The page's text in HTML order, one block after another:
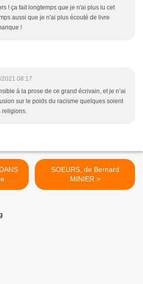
! ça fait longtemps que je n'ai plus lu cet
aussi que je n'ai plus écouté de livre
!
2021 08:17
à la prose de ce grand écrivain, et je n’ai
sur le poids du racisme quelques soient
religions.
SOEURS, de Bernard
MINIER >